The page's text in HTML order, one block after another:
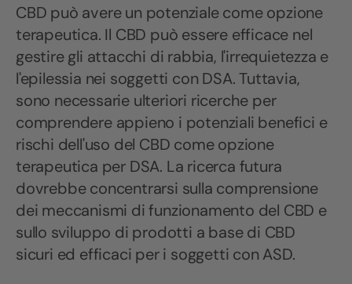
CBD può avere un potenziale come opzione
terapeutica. Il CBD può essere efficace nel
gestire gli attacchi di rabbia, l'irrequietezza e
l'epilessia nei soggetti con DSA. Tuttavia,
sono necessarie ulteriori ricerche per
comprendere appieno i potenziali benefici e
rischi dell'uso del CBD come opzione
terapeutica per DSA. La ricerca futura
dovrebbe concentrarsi sulla comprensione
dei meccanismi di funzionamento del CBD e
sullo sviluppo di prodotti a base di CBD
sicuri ed efficaci per i soggetti con ASD.